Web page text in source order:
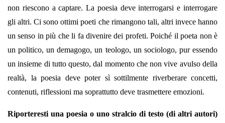
non riescono a captare. La poesia deve interrogarsi e interrogare
gli altri. Ci sono ottimi poeti che rimangono tali, altri invece hanno
un senso in più che li fa divenire dei profeti. Poiché il poeta non è
un politico, un demagogo, un teologo, un sociologo, pur essendo
un insieme di tutto questo, dal momento che non vive avulso della
realtà, la poesia deve poter sì sottilmente riverberare concetti,
contenuti, riflessioni ma soprattutto deve trasmettere emozioni.
Riporteresti una poesia o uno stralcio di testo (di altri autori)